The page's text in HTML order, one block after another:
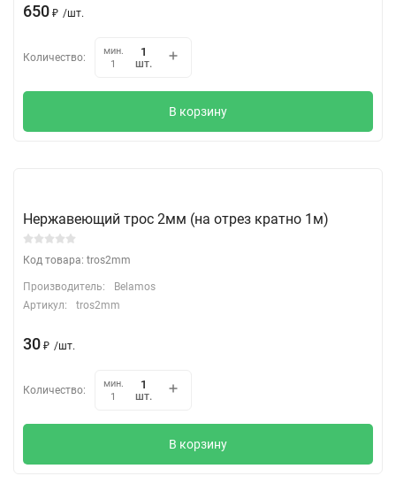
650 ₽ /шт.
Количество:
мин.
1
шт.
В корзину
Нержавеющий трос 2мм (на отрез кратно 1м)
Код товара: tros2mm
Производитель:
Belamos
Артикул:
tros2mm
30 ₽ /шт.
Количество:
мин.
1
шт.
В корзину